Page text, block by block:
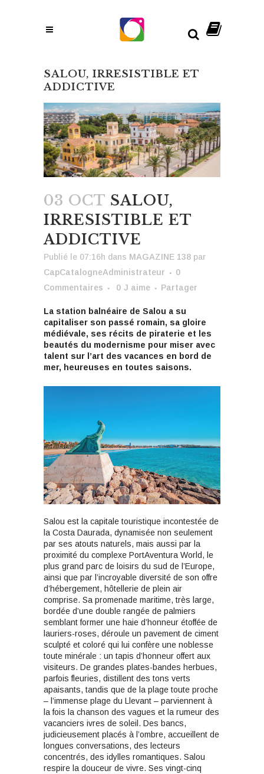
SALOU, IRRESISTIBLE ET
ADDICTIVE
03 OCT SALOU,
IRRESISTIBLE ET
ADDICTIVE
Publié le 07:16h dans MAGAZINE 138 par
CapCatalogneAdministrateur
0
Commentaires
0 J aime Partager
La station balnéaire de Salou a su
capitaliser son passé romain, sa gloire
médiévale, ses récits de piraterie et les
beautés du modernisme pour miser avec
talent sur l’art des vacances en bord de
mer, heureuses en toutes saisons.
Salou est la capitale touristique incontestée de
la Costa Daurada, dynamisée non seulement
par ses atouts naturels, mais aussi par la
proximité du complexe PortAventura World, le
plus grand parc de loisirs du sud de l’Europe,
ainsi que par l’incroyable diversité de son offre
d’hébergement, hôtellerie de plein air
comprise. Sa promenade maritime, très large,
bordée d’une double rangée de palmiers
semblant former une haie d’honneur étoffée de
lauriers-roses, déroule un pavement de ciment
sculpté et coloré qui lui confère une noblesse
toute minérale : un tapis d’honneur offert aux
visiteurs. De grandes plates-bandes herbues,
parfois fleuries, distillent des tons verts
apaisants, tandis que de la plage toute proche
– l’immense plage du Llevant – parviennent à
la fois la chanson des vagues et la rumeur des
vacanciers ivres de soleil. Des bancs,
judicieusement placés à l’ombre, accueillent de
longues conversations, des lecteurs
concentrés, des idylles romantiques. Salou
respire la douceur de vivre. Ses vingt-cinq